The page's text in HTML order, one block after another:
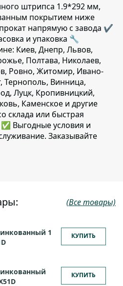
штрипса 1.9*292 мм,
покрытием ниже
напрямую с завода ✔️
и упаковка 🔧
Киев, Днепр, Львов,
Полтава, Николаев,
Ровно, Житомир, Ивано-
Тернополь, Винница,
Луцк, Кропивницкий,
Каменское и другие
склада или быстрая
Выгодные условия и
Заказывайте
(Все товары)
1
КУПИТЬ
КУПИТЬ